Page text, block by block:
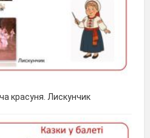
красуня. Лискунчик